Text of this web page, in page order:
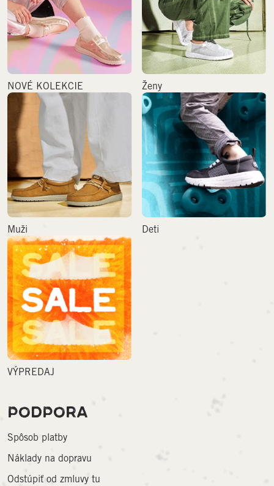
NOVÉ KOLEKCIE Ženy
Muži Deti
VÝPREDAJ
PODPORA
Spôsob platby
Náklady na dopravu
Odstúpiť od zmluvy tu